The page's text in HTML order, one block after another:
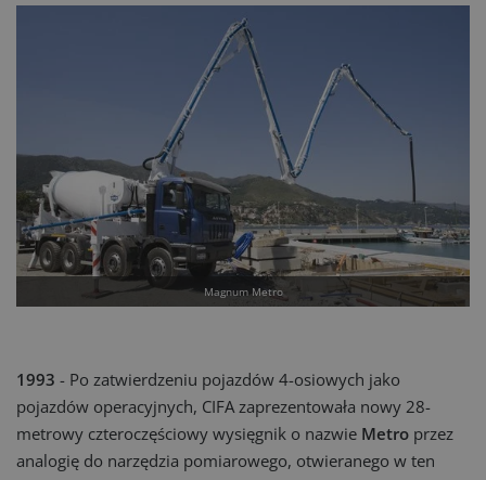
Magnum Metro
1993 - Po zatwierdzeniu pojazdów 4-osiowych jako
pojazdów operacyjnych, CIFA zaprezentowała nowy 28-
metrowy czteroczęściowy wysięgnik o nazwie Metro przez
analogię do narzędzia pomiarowego, otwieranego w ten